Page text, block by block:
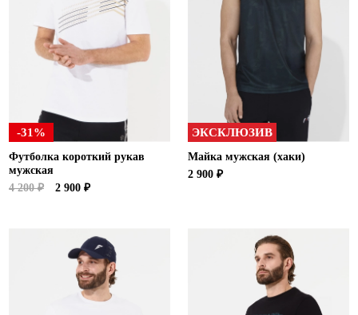
Ханты-Мансийский автономный округ (3)
Челябинская область (2)
Ямало-Ненецкий автономный округ (1)
Ярославская область (1)
-31%
Футболка короткий рукав
мужская
4 200 ₽
2 900 ₽
ЭКСКЛЮЗИВ
Майка мужская (хаки)
2 900 ₽